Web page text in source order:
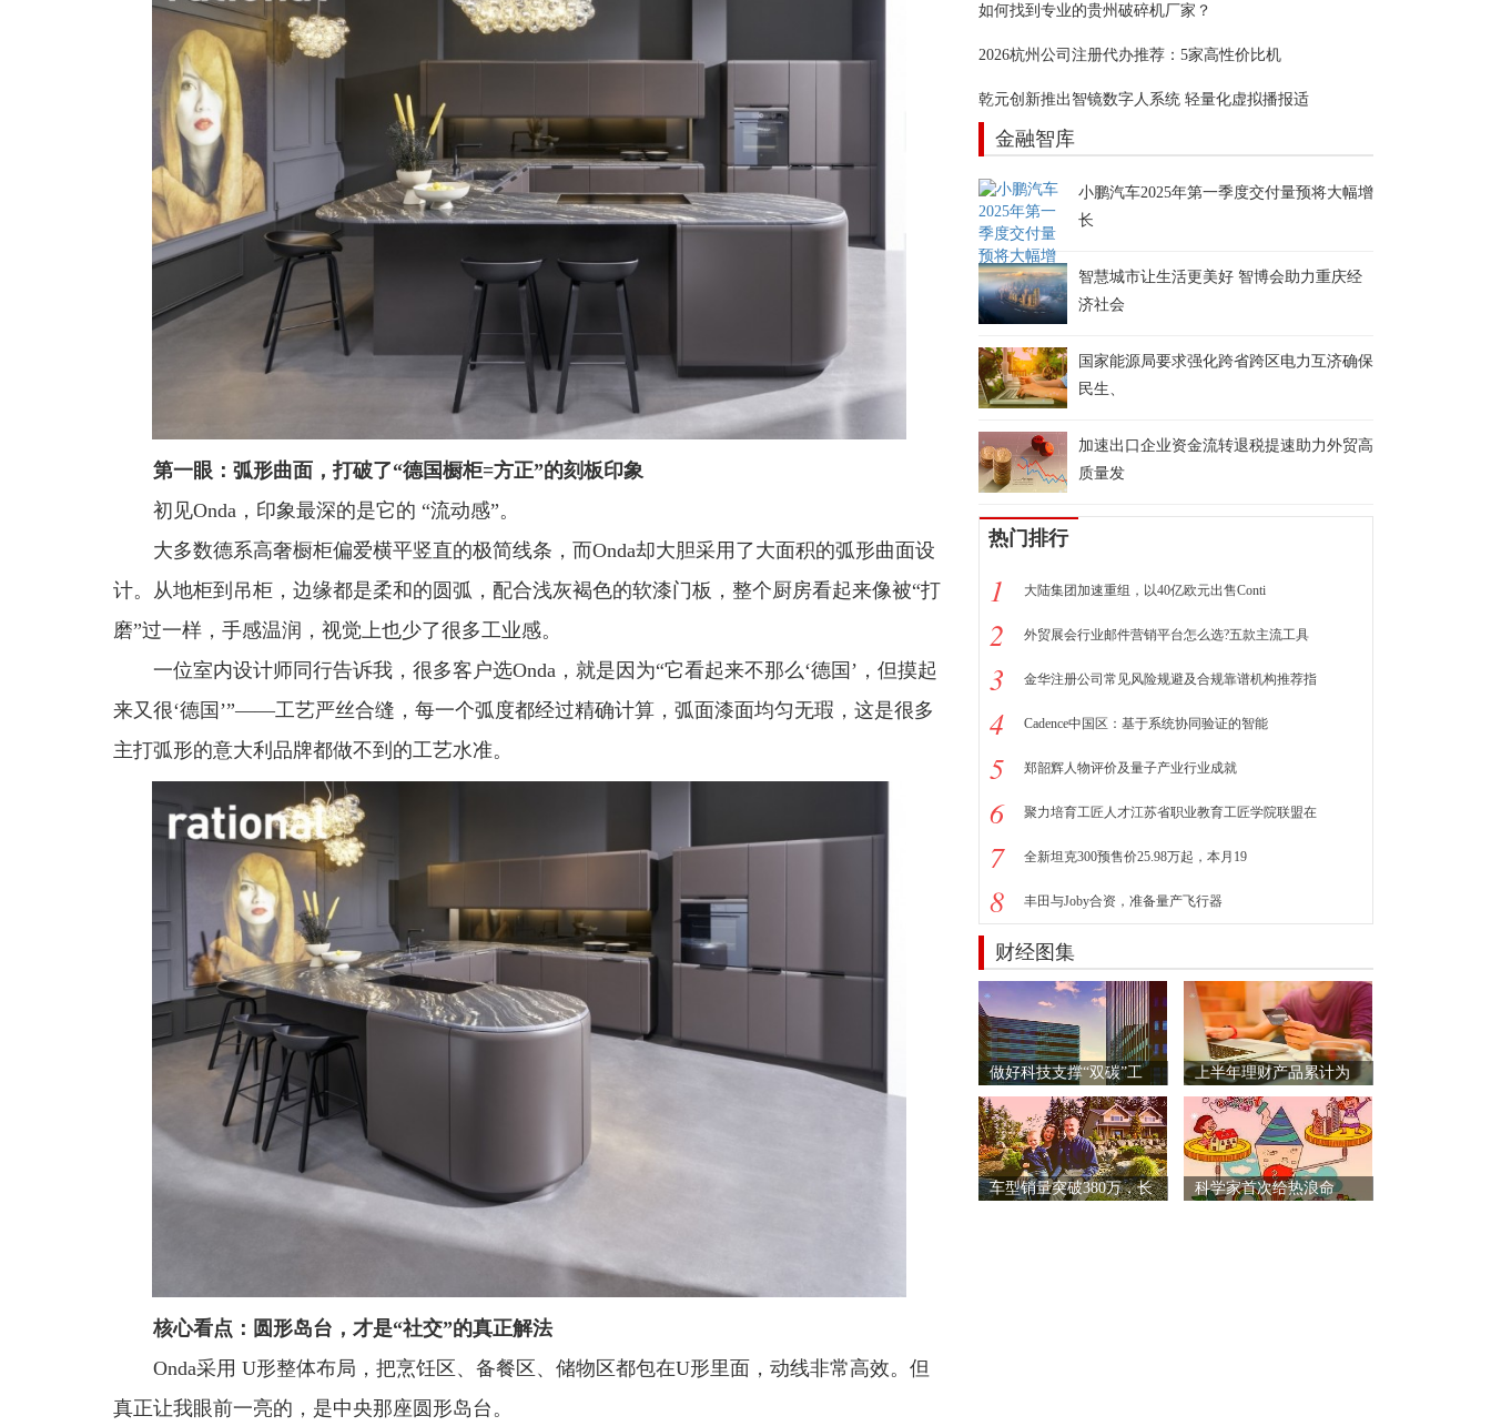
第一眼：弧形曲面，打破了“德国橱柜=方正”的刻板印象
初见Onda，印象最深的是它的 “流动感”。
大多数德系高奢橱柜偏爱横平竖直的极简线条，而Onda却大胆采用了大面积的弧形曲面设
计。从地柜到吊柜，边缘都是柔和的圆弧，配合浅灰褐色的软漆门板，整个厨房看起来像被“打
磨”过一样，手感温润，视觉上也少了很多工业感。
一位室内设计师同行告诉我，很多客户选Onda，就是因为“它看起来不那么‘德国’，但摸起
来又很‘德国’”——工艺严丝合缝，每一个弧度都经过精确计算，弧面漆面均匀无瑕，这是很多
主打弧形的意大利品牌都做不到的工艺水准。
核心看点：圆形岛台，才是“社交”的真正解法
Onda采用 U形整体布局，把烹饪区、备餐区、储物区都包在U形里面，动线非常高效。但
真正让我眼前一亮的，是中央那座圆形岛台。
如何找到专业的贵州破碎机厂家？
2026杭州公司注册代办推荐：5家高性价比机
乾元创新推出智镜数字人系统 轻量化虚拟播报适
金融智库
小鹏汽车2025年第一季度交付量预将大幅增
长
智慧城市让生活更美好 智博会助力重庆经
济社会
国家能源局要求强化跨省跨区电力互济确保
民生、
加速出口企业资金流转退税提速助力外贸高
质量发
热门排行
1 大陆集团加速重组，以40亿欧元出售Conti
2 外贸展会行业邮件营销平台怎么选?五款主流工具
3 金华注册公司常见风险规避及合规靠谱机构推荐指
4 Cadence中国区：基于系统协同验证的智能
5 郑韶辉人物评价及量子产业行业成就
6 聚力培育工匠人才江苏省职业教育工匠学院联盟在
7 全新坦克300预售价25.98万起，本月19
8 丰田与Joby合资，准备量产飞行器
财经图集
做好科技支撑“双碳”工
作
上半年理财产品累计为
投资
车型销量突破380万，长
科学家首次给热浪命